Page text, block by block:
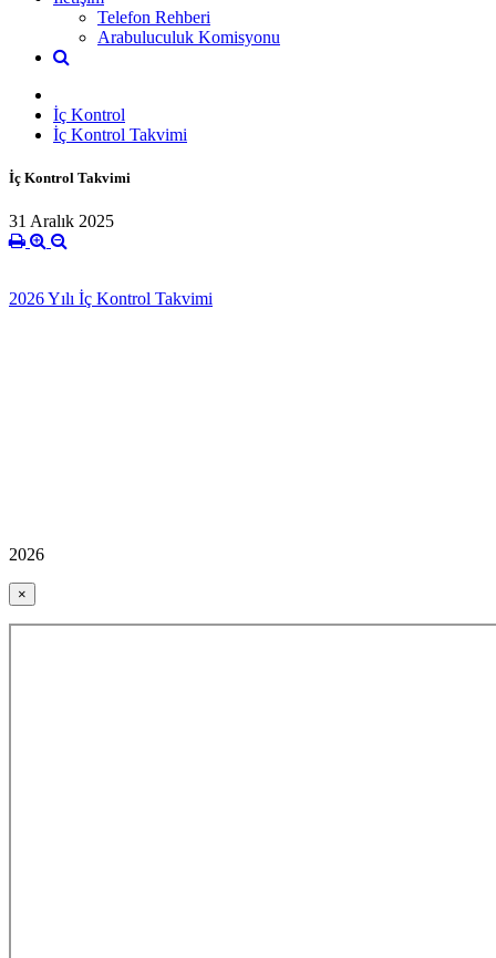
Telefon Rehberi
Arabuluculuk Komisyonu
İç Kontrol
İç Kontrol Takvimi
İç Kontrol Takvimi
31 Aralık 2025
2026 Yılı İç Kontrol Takvimi
2026
×